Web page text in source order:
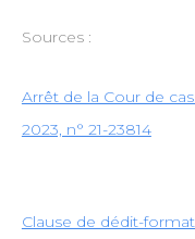
Sources :
Arrêt de la Cour de
2023, n° 21-23814
Clause de dédit-